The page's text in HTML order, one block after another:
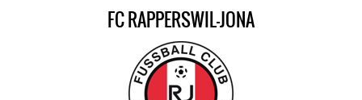
FC RAPPERSWIL-JONA